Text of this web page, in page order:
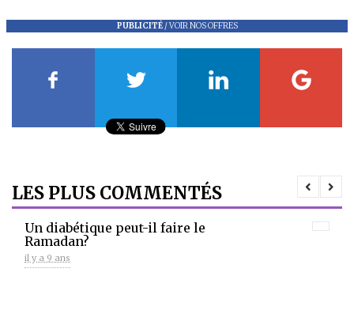
PUBLICITÉ/VOIR NOS OFFRES
LES PLUS COMMENTÉS
Un diabétique peut-il faire le
Ramadan?
il y a 9 ans